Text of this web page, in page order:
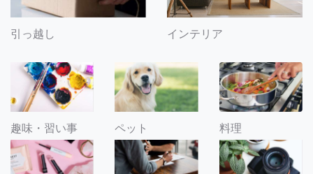
引っ越し インテリア
趣味・習い事 ペット 料理